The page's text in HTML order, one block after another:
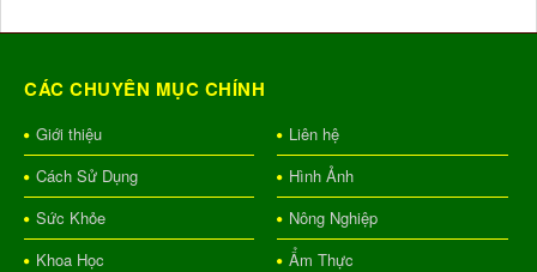
CÁC CHUYÊN MỤC CHÍNH
Giới thiệu
Liên hệ
Cách Sử Dụng
Hình Ảnh
Sức Khỏe
Nông Nghiệp
Khoa Học
Ẩm Thực